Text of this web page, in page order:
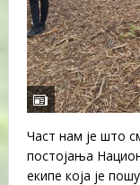
Част нам је што
постојања
екипе која је